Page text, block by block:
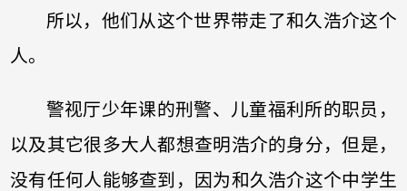
所以，他们从这个世界带走了和久浩介这个
人。
警视厅少年课的刑警、儿童福利所的职员，
以及其它很多大人都想查明浩介的身分，但是，
没有任何人能够查到，因为和久浩介这个中学生